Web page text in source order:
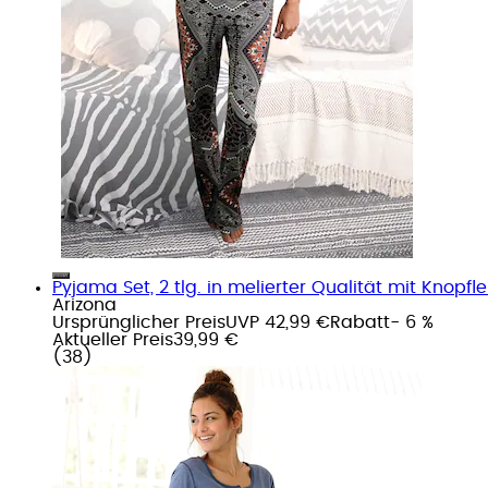
Pyjama Set, 2 tlg. in melierter Qualität mit
Arizona
Ursprünglicher PreisUVP 42,99 €Rabatt- 6 %
Aktueller Preis39,99 €
( 38 )